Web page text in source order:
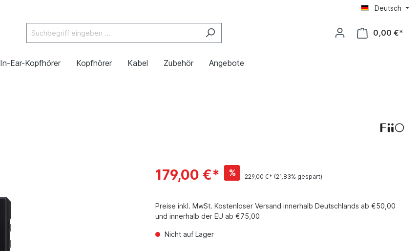
Deutsch
0,00 €*
In-Ear-Kopfhörer Kopfhörer Kabel Zubehör Angebote
179,00 €* % 229,00 €* (21.83% gespart)
Preise inkl. MwSt. Kostenloser Versand innerhalb Deutschlands ab €50,00
und innerhalb der EU ab €75,00
Nicht auf Lager